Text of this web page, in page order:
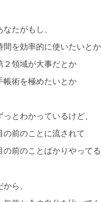
なたがもし、
間を効率的に使いたいとか
２領域が大事だとか
帳術を極めたいとか
っとわかっているけど、
の前のことに流されて
の前のことばかりやってる
から、